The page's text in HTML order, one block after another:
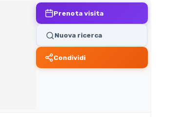
Prenota visita
Nuova ricerca
Condividi